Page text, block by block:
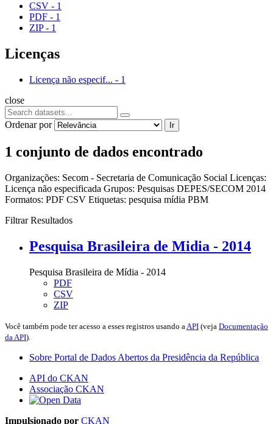
CSV - 1
PDF - 1
ZIP - 1
Licenças
Licença não especif... - 1
close
Ordenar por Ir
1 conjunto de dados encontrado
Organizações: Secom - Secretaria de Comunicação Social Licenças:
Licença não especificada Grupos: Pesquisas DEPES/SECOM 2014
Formatos: PDF CSV Etiquetas: pesquisa mídia PBM
Filtrar Resultados
Pesquisa Brasileira de Midia - 2014
Pesquisa Brasileira de Mídia - 2014
PDF
CSV
ZIP
Você também pode ter acesso a esses registros usando a API (veja Documentação
da API).
Sobre Portal de Dados Abertos da Presidência da República
API do CKAN
Associação CKAN
Impulsionado por CKAN